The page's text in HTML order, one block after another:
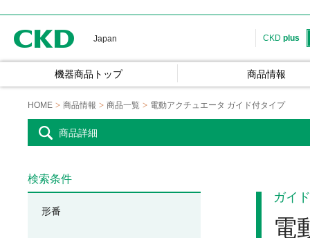
Japan CKD plus
機器商品トップ 商品情報
HOME 商品情報 商品一覧 電動アクチュエータ ガイド付タイプ
商品詳細
ガイ
電
検索条件
形番